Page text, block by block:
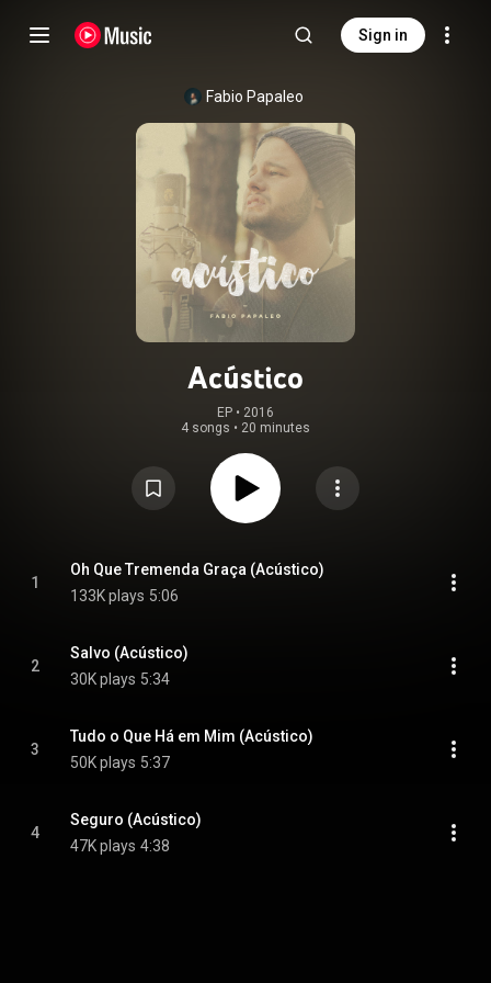
Sign in
Fabio Papaleo
Acústico
EP • 2016
4 songs • 20 minutes
1
Oh Que Tremenda Graça (Acústico)
133K plays 5:06
2
Salvo (Acústico)
30K plays 5:34
3
Tudo o Que Há em Mim (Acústico)
50K plays 5:37
4
Seguro (Acústico)
47K plays 4:38